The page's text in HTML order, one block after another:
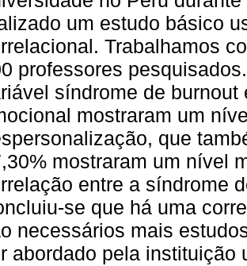
um estudo básico
Trabalhamos
professores
síndrome de
mostraram um
que
mostraram um nível
entre a síndrome
se que há uma
necessários mais
abordado pela instituição